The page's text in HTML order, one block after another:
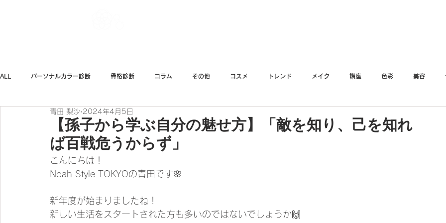
ALL パーソナルカラー診断 骨格診断 コラム その他 コスメ トレンド メイク 講座 色彩 美容
ファッション
【孫子から学ぶ自分の魅せ方】「敵を知り、己を知れ
ば百戦危うからず」
青田 梨沙 2024年4月5日
こんにちは！
Noah Style TOKYOの青田です🌸
新年度が始まりましたね！
新しい生活をスタートされた方も多いのではないでしょうか🙌